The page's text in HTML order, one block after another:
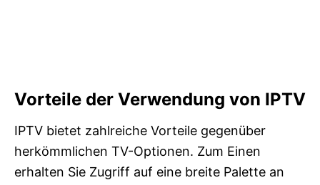
Vorteile der Verwendung von IPTV
IPTV bietet zahlreiche Vorteile gegenüber
herkömmlichen TV-Optionen. Zum Einen
erhalten Sie Zugriff auf eine breite Palette an